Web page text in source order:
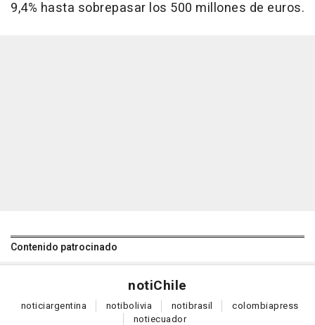
9,4% hasta sobrepasar los 500 millones de euros.
Contenido patrocinado
notiChile
noticiargentina notibolivia notibrasil colombiapress
notiecuador